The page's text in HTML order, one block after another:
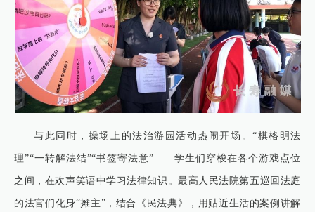
与此同时，操场上的法治游园活动热闹开场。“棋格明法
理”“一转解法结”“书签寄法意”……学生们穿梭在各个游戏点位
之间，在欢声笑语中学习法律知识。最高人民法院第五巡回法庭
的法官们化身“摊主”，结合《民法典》，用贴近生活的案例讲解